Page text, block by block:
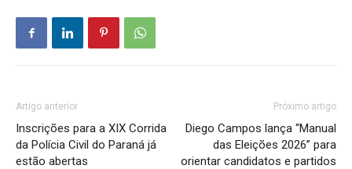
Artigo anterior
Inscrições para a XIX Corrida
da Polícia Civil do Paraná já
estão abertas
Próximo artigo
Diego Campos lança “Manual
das Eleições 2026” para
orientar candidatos e partidos